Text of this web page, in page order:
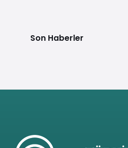
Son Haberler